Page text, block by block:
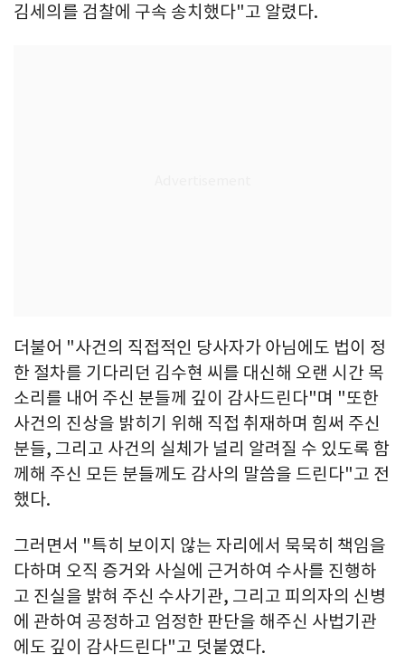
김세의를 검찰에 구속 송치했다"고 알렸다.
더불어 "사건의 직접적인 당사자가 아님에도 법이 정
한 절차를 기다리던 김수현 씨를 대신해 오랜 시간 목
소리를 내어 주신 분들께 깊이 감사드린다"며 "또한
사건의 진상을 밝히기 위해 직접 취재하며 힘써 주신
분들, 그리고 사건의 실체가 널리 알려질 수 있도록 함
께해 주신 모든 분들께도 감사의 말씀을 드린다"고 전
했다.
그러면서 "특히 보이지 않는 자리에서 묵묵히 책임을
다하며 오직 증거와 사실에 근거하여 수사를 진행하
고 진실을 밝혀 주신 수사기관, 그리고 피의자의 신병
에 관하여 공정하고 엄정한 판단을 해주신 사법기관
에도 깊이 감사드린다"고 덧붙였다.